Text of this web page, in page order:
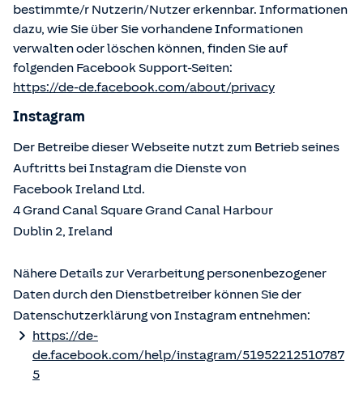
bestimmte/r Nutzerin/Nutzer erkennbar. Informationen
dazu, wie Sie über Sie vorhandene Informationen
verwalten oder löschen können, finden Sie auf
folgenden Facebook Support-Seiten:
https://de-de.facebook.com/about/privacy
Instagram
Der Betreibe dieser Webseite nutzt zum Betrieb seines
Auftritts bei Instagram die Dienste von
Facebook Ireland Ltd.
4 Grand Canal Square Grand Canal Harbour
Dublin 2, Ireland
Nähere Details zur Verarbeitung personenbezogener
Daten durch den Dienstbetreiber können Sie der
Datenschutzerklärung von Instagram entnehmen:
https://de-
de.facebook.com/help/instagram/51952212510787
5